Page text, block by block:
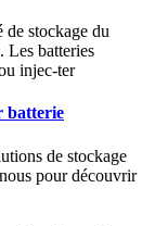
stockage du
Les batteries
injec-ter
batterie
de stockage
pour découvrir